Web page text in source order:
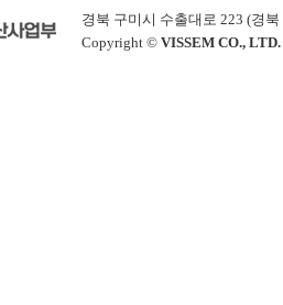
경북 구미시 수출대로 223 (경
Copyright © VISSEM CO., LTD.